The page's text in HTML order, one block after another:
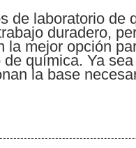
de laboratorio
duradero,
la mejor opción
química. Ya
la base